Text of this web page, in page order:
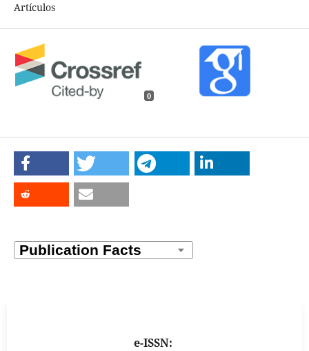
Artículos
0
e-ISSN: